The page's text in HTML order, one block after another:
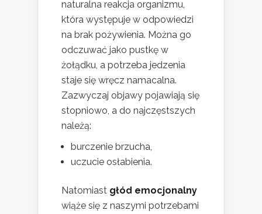
naturalna reakcja organizmu,
która występuje w odpowiedzi
na brak pożywienia. Można go
odczuwać jako pustkę w
żołądku, a potrzeba jedzenia
staje się wręcz namacalna.
Zazwyczaj objawy pojawiają się
stopniowo, a do najczęstszych
należą:
burczenie brzucha,
uczucie osłabienia.
Natomiast głód emocjonalny
wiąże się z naszymi potrzebami